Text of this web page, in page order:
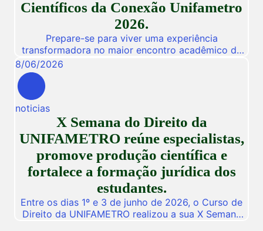
Científicos da Conexão Unifametro
2026.
Prepare-se para viver uma experiência
transformadora no maior encontro acadêmico da
nossa instituição! De 03 a 05 de Novembro de
2026, a Unifametro abre suas portas para a
Conexão Unifametro 2026, um evento presencial
dedicado a fomentar a inovação, a troca de
vivências profissionais e a disseminação de
descobertas científicas. Com o propósito central
de […]
8/06/2026
noticias
X Semana do Direito da
UNIFAMETRO reúne especialistas,
promove produção científica e
fortalece a formação jurídica dos
estudantes.
Entre os dias 1º e 3 de junho de 2026, o Curso de
Direito da UNIFAMETRO realizou a sua X Semana